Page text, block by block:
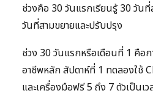
ช่วงคือ 30 วันแรกเรียนรู้ 30 วัน
วันที่สามขยายและปรับปรุง
ช่วง 30 วันแรกหรือเดือนที่ 1 คือ
อาชีพหลัก สัปดาห์ที่ 1 ทดลองใช้
และเครื่องมือฟรี 5 ถึง 7 ตัวเป็นเ